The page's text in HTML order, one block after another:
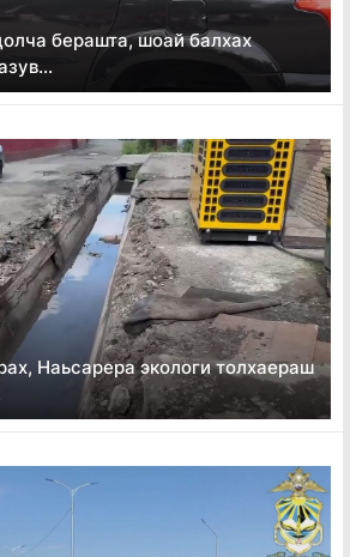
берашта, шоай балхах
Наьсарера экологи толхаераш